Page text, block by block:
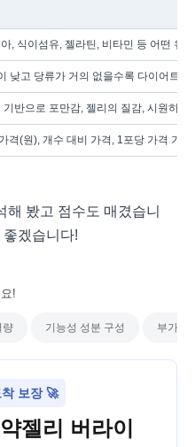
, 식이섬유, 젤라틴, 비타민 등 어떤 유
낮고 당류가 거의 없을수록 다이어트
기반으로 포만감, 젤리의 질감, 시원하
격(원), 개수 대비 가격, 1포당 가격 기
해 봤고 점수도 매겼습니
겠습니다!
!
량 기능성 성분 구성 부가 성
보장 🚀
젤리 버라이